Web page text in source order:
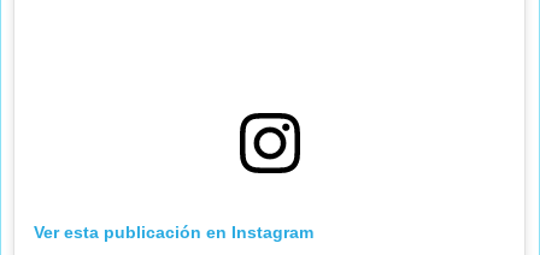
Ver esta publicación en Instagram